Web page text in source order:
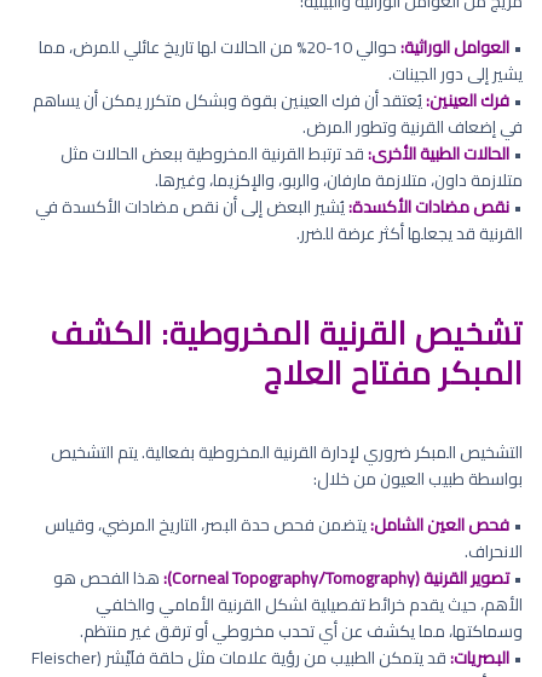
•العوامل الوراثية:
حوالي 10-20% من الحالات لها تاريخ عائلي للمرض، مما
يشير إلى دور الجينات.
•فرك العينين:يُعتقد أن فرك العينين بقوة وبشكل متكرر يمكن أن يساهم
في إضعاف القرنية وتطور المرض.
•الحالات الطبية الأخرى:قد ترتبط القرنية المخروطية ببعض الحالات مثل
متلازمة داون، متلازمة مارفان، والربو، والإكزيما، وغيرها.
•نقص مضادات الأكسدة:يُشير البعض إلى أن نقص مضادات الأكسدة في
القرنية قد يجعلها أكثر عرضة للضرر.
تشخيص القرنية المخروطية: الكشف
المبكر مفتاح العلاج
التشخيص المبكر ضروري لإدارة القرنية المخروطية بفعالية. يتم التشخيص
بواسطة طبيب العيون من خلال:
•فحص العين الشامل:يتضمن فحص حدة البصر، التاريخ المرضي، وقياس
الانحراف.
•تصوير القرنية (Corneal Topography/Tomography):
هذا الفحص هو
الأهم، حيث يقدم خرائط تفصيلية لشكل القرنية الأمامي والخلفي
وسماكتها، مما يكشف عن أي تحدب مخروطي أو ترقق غير منتظم.
•البصريات:
قد يتمكن الطبيب من رؤية علامات مثل حلقة فلَيْشر (Fleischer